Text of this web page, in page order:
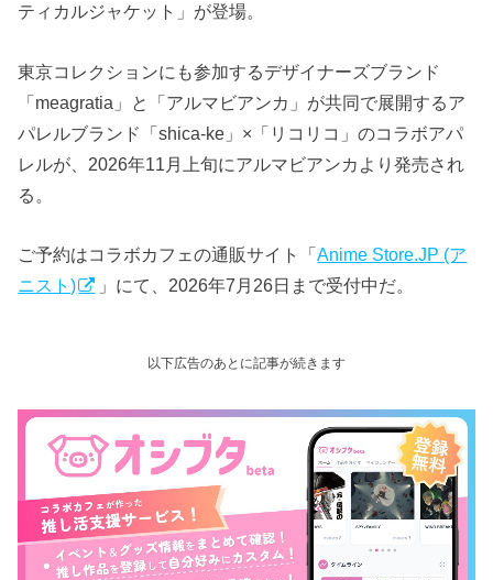
ティカルジャケット」が登場。
東京コレクションにも参加するデザイナーズブランド
「meagratia」と「アルマビアンカ」が共同で展開するア
パレルブランド「shica-ke」×「リコリコ」のコラボアパ
レルが、2026年11月上旬にアルマビアンカより発売され
る。
ご予約はコラボカフェの通販サイト「Anime Store.JP (ア
ニスト)
」にて、2026年7月26日まで受付中だ。
以下広告のあとに記事が続きます